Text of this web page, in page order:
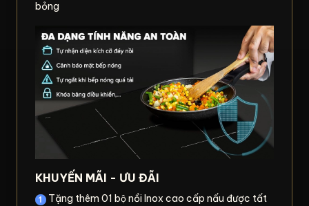
bỏng
KHUYẾN MÃI - ƯU ĐÃI
Tặng thêm 01 bộ nồi Inox cao cấp nấu được tất